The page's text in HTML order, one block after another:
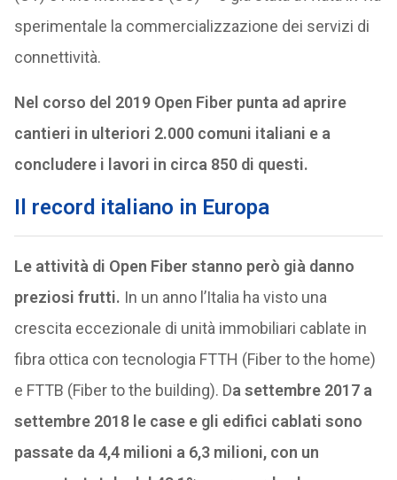
sperimentale la commercializzazione dei servizi di
connettività.
Nel corso del 2019 Open Fiber punta ad aprire
cantieri in ulteriori 2.000 comuni italiani e a
concludere i lavori in circa 850 di questi.
Il record italiano in Europa
Le attività di Open Fiber stanno però già danno
preziosi frutti. In un anno l’Italia ha visto una
crescita eccezionale di unità immobiliari cablate in
fibra ottica con tecnologia FTTH (Fiber to the home)
e FTTB (Fiber to the building). Da settembre 2017 a
settembre 2018 le case e gli edifici cablati sono
passate da 4,4 milioni a 6,3 milioni, con un